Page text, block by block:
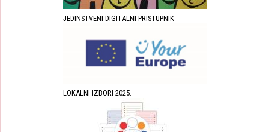
JEDINSTVENI DIGITALNI PRISTUPNIK
LOKALNI IZBORI 2025.